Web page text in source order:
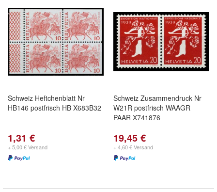
Schweiz Heftchenblatt Nr
HB146 postfrisch HB X683B32
1,31 €
+ 5,00 € Versand
Schweiz Zusammendruck Nr
W21R postfrisch WAAGR
PAAR X741876
19,45 €
+ 4,60 € Versand